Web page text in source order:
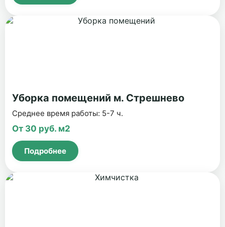
Уборка помещений м. Стрешнево
Среднее время работы: 5-7 ч.
От 30 руб. м2
Подробнее